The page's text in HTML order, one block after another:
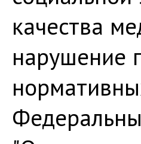
качества
нарушение